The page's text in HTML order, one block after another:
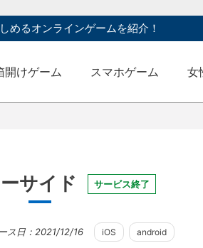
めるオンラインゲームを紹介！
開けゲーム スマホゲーム 女
サイド サービス終了
ス日：2021/12/16 iOS android